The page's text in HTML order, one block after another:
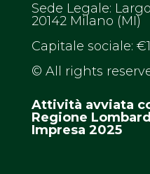
Sede Legale:
20142 Milano (MI)
Capitale sociale:
© All rights
Attività avviata
Regione
Impresa 2025